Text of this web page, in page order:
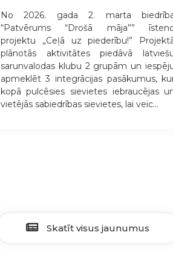
No 2026. gada 2. marta
“Patvērums “Drošā māja””
projektu „Ceļā uz piederību!”
plānotās aktivitātes piedāvā
sarunvalodas klubu 2 grupām un
apmeklēt 3 integrācijas pasākumus,
kopā pulcēsies sievietes iebraucējas
vietējās sabiedrības sievietes, lai veic...
Skatīt visus jaunumus